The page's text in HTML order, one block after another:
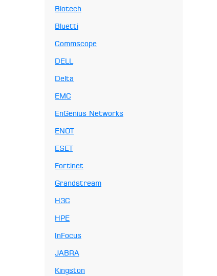
Biotech
Bluetti
Commscope
DELL
Delta
EMC
EnGenius Networks
ENOT
ESET
Fortinet
Grandstream
H3C
HPE
InFocus
JABRA
Kingston